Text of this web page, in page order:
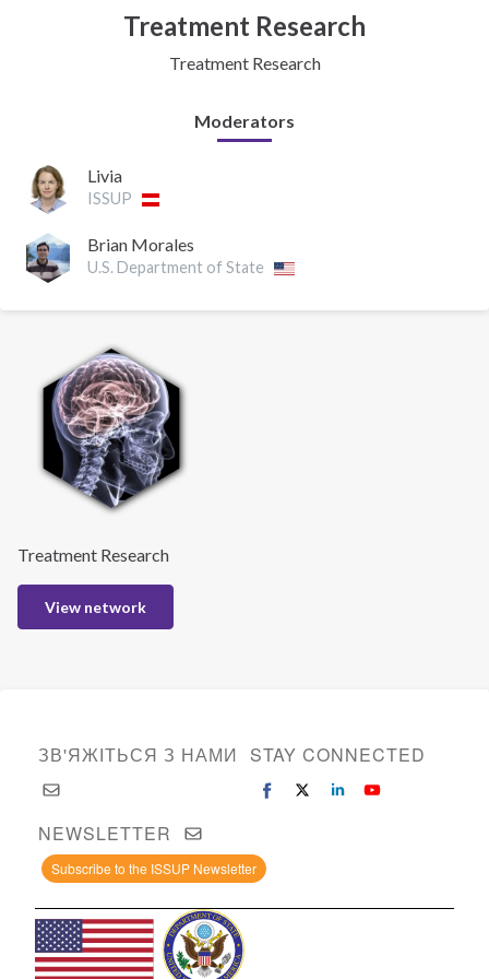
Treatment Research
Treatment Research
Moderators
Livia
ISSUP
Brian Morales
U.S. Department of State
Treatment Research
View network
ЗВ'ЯЖІТЬСЯ З НАМИ STAY CONNECTED
NEWSLETTER
Subscribe to the ISSUP Newsletter